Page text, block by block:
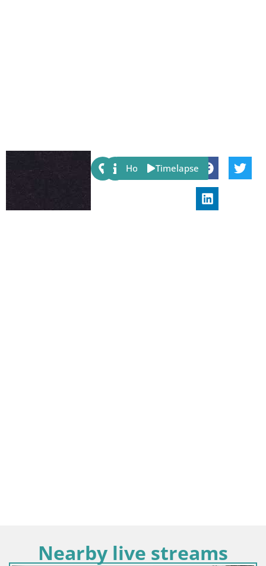
Share:
Host Timelapse
Nearby live streams